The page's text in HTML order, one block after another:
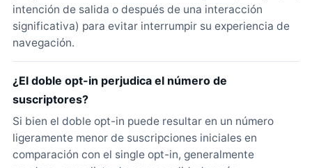
intención de salida o después de una interacción
significativa) para evitar interrumpir su experiencia de
navegación.
¿El doble opt-in perjudica el número de
suscriptores?
Si bien el doble opt-in puede resultar en un número
ligeramente menor de suscripciones iniciales en
comparación con el single opt-in, generalmente